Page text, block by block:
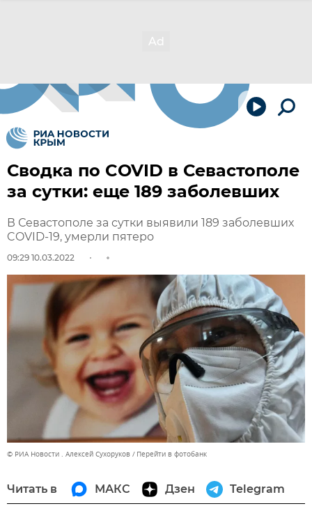
Сводка по COVID в Севастополе
за сутки: еще 189 заболевших
В Севастополе за сутки выявили 189 заболевших
COVID-19, умерли пятеро
09:29 10.03.2022
© РИА Новости . Алексей Сухоруков Перейти в фотобанк
Читать в МАКС Дзен Telegram